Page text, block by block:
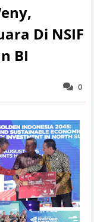
Di NSIF
BI
0